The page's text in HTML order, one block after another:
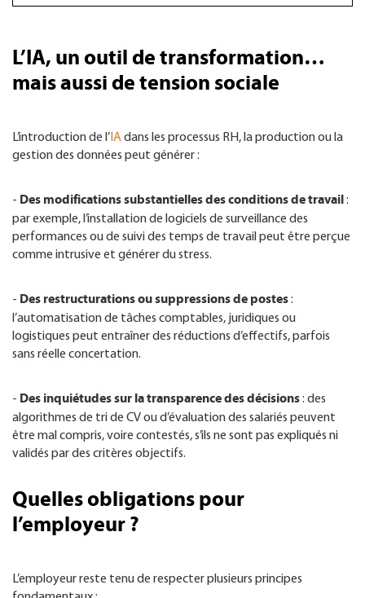
L’IA, un outil de transformation…
mais aussi de tension sociale
L’introduction de l’ IAdans les processus RH, la production ou la
gestion des données peut générer :
- Des modifications substantielles des conditions de travail:
par exemple, l’installation de logiciels de surveillance des
performances ou de suivi des temps de travail peut être perçue
comme intrusive et générer du stress.
- Des restructurations ou suppressions de postes:
l’automatisation de tâches comptables, juridiques ou
logistiques peut entraîner des réductions d’effectifs, parfois
sans réelle concertation.
- Des inquiétudes sur la transparence des décisions: des
algorithmes de tri de CV ou d’évaluation des salariés peuvent
être mal compris, voire contestés, s’ils ne sont pas expliqués ni
validés par des critères objectifs.
Quelles obligations pour
l’employeur ?
L’employeur reste tenu de respecter plusieurs principes